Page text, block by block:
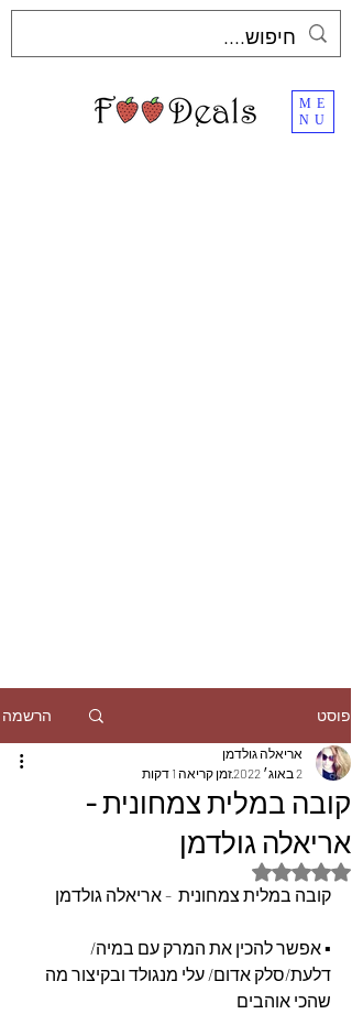
ME
NU
פוסט הרשמה
קובה במלית צמחונית -
אריאלה גולדמן
אריאלה גולדמן
2 באוג׳ 2022
זמן קריאה 1 דקות
דירוג של NaN מתוך 5 כוכבים
קובה במלית צמחונית  - אריאלה גולדמן
▪︎ אפשר להכין את המרק עם במיה/
דלעת/סלק אדום/ עלי מנגולד ובקיצור מה
שהכי אוהבים